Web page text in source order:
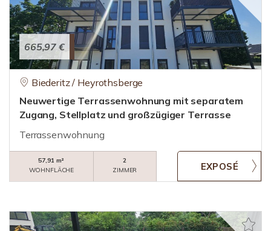
665,97 €
Biederitz / Heyrothsberge
Neuwertige Terrassenwohnung mit separatem
Zugang, Stellplatz und großzügiger Terrasse
Terrassenwohnung
57,91 m²
WOHNFLÄCHE
2
ZIMMER